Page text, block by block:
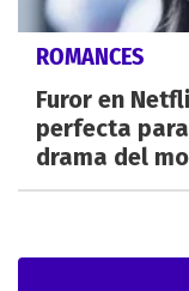
ROMANCES
Furor en
perfecta
drama del